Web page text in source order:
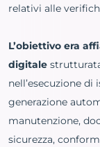
relativi alle
L’obiettivo era
digitale
nell’esecuzione di
generazione
manutenzione,
sicurezza,